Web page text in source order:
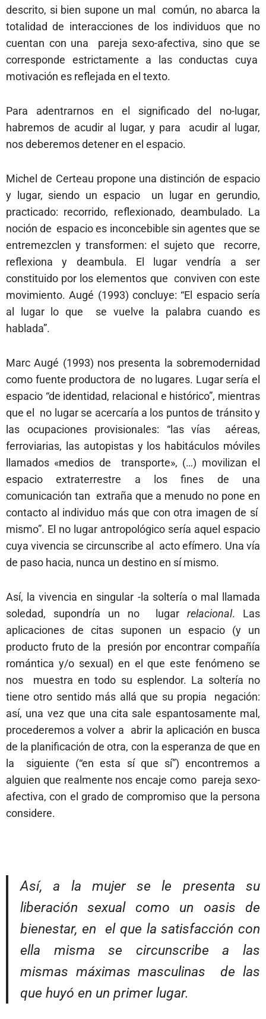
descrito, si bien supone un mal común, no abarca la
totalidad de interacciones de los individuos que no
cuentan con una pareja sexo-afectiva, sino que se
corresponde estrictamente a las conductas cuya
motivación es reflejada en el texto.
Para adentrarnos en el significado del no-lugar,
habremos de acudir al lugar, y para acudir al lugar,
nos deberemos detener en el espacio.
Michel de Certeau propone una distinción de espacio
y lugar, siendo un espacio un lugar en gerundio,
practicado: recorrido, reflexionado, deambulado. La
noción de espacio es inconcebible sin agentes que se
entremezclen y transformen: el sujeto que recorre,
reflexiona y deambula. El lugar vendría a ser
constituido por los elementos que conviven con este
movimiento. Augé (1993) concluye: “El espacio sería
al lugar lo que se vuelve la palabra cuando es
hablada”.
Marc Augé (1993) nos presenta la sobremodernidad
como fuente productora de no lugares. Lugar sería el
espacio “de identidad, relacional e histórico”, mientras
que el no lugar se acercaría a los puntos de tránsito y
las ocupaciones provisionales: “las vías aéreas,
ferroviarias, las autopistas y los habitáculos móviles
llamados «medios de transporte», (…) movilizan el
espacio extraterrestre a los fines de una
comunicación tan extraña que a menudo no pone en
contacto al individuo más que con otra imagen de sí
mismo”. El no lugar antropológico sería aquel espacio
cuya vivencia se circunscribe al acto efímero. Una vía
de paso hacia, nunca un destino en sí mismo.
Así, la vivencia en singular -la soltería o mal llamada
soledad, supondría un no lugar relacional. Las
aplicaciones de citas suponen un espacio (y un
producto fruto de la presión por encontrar compañía
romántica y/o sexual) en el que este fenómeno se
nos muestra en todo su esplendor. La soltería no
tiene otro sentido más allá que su propia negación:
así, una vez que una cita sale espantosamente mal,
procederemos a volver a abrir la aplicación en busca
de la planificación de otra, con la esperanza de que en
la siguiente (“en esta sí que sí”) encontremos a
alguien que realmente nos encaje como pareja sexo-
afectiva, con el grado de compromiso que la persona
considere.
Así, a la mujer se le presenta su
liberación sexual como un oasis de
bienestar, en el que la satisfacción con
ella misma se circunscribe a las
mismas máximas masculinas de las
que huyó en un primer lugar.